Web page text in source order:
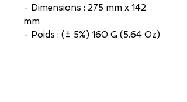
- Dimensions : 275 mm x 142
mm
- Poids : (± 5%) 160 G (5.64 Oz)